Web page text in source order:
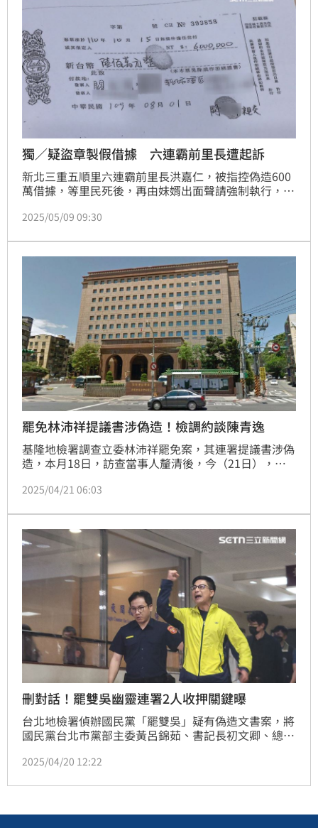
獨／疑盜章製假借據 六連霸前里長遭起訴
新北三重五順里六連霸前里長洪嘉仁，被指控偽造600
萬借據，等里民死後，再由妹婿出面聲請強制執行，害
好心要死者把印章放里辦，可以幫忙領物資，卻疑似被
妹、妹婿都被依偽造有價證券罪起訴；對此《三立新
聞》實際求證，洪嘉仁否認。
2025/05/09 09:30
罷免林沛祥提議書涉偽造！檢調約談陳青逸
基隆地檢署調查立委林沛祥罷免案，其連署提議書涉偽
造，本月18日，訪查當事人釐清後，今（21日），基
逸，陳於今天下午4時許，赴市調站說明案情。
2025/04/21 06:03
刪對話！罷雙吳幽靈連署2人收押關鍵曝
台北地檢署偵辦國民黨「罷雙吳」疑有偽造文書案，將
國民黨台北市黨部主委黃呂錦茹、書記長初文卿、總幹
北地方法院裁定2無保請回2羈押。從羈押理由可知，法
除手機Line對話，犯嫌重大、供述不一，成為姚、初2
2025/04/20 12:22